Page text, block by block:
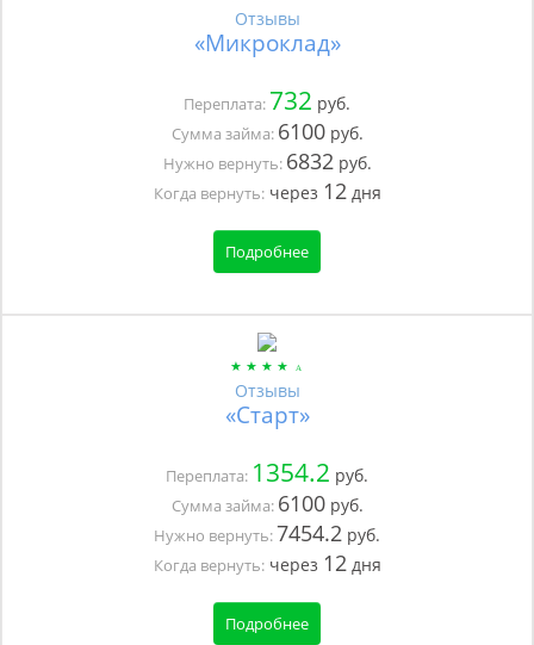
Отзывы
«Микроклад»
Переплата: 732 руб.
Сумма займа: 6100руб.
Нужно вернуть: 6832руб.
Когда вернуть:через 12дня
Подробнее
Отзывы
«Старт»
Переплата: 1354.2 руб.
Сумма займа: 6100руб.
Нужно вернуть:7454.2 руб.
Когда вернуть:через 12дня
Подробнее